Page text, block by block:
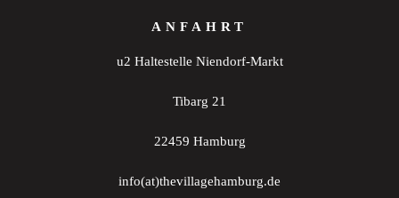
ANFAHRT
u2 Haltestelle Niendorf-Markt
Tibarg 21
22459 Hamburg
info(at)thevillagehamburg.de